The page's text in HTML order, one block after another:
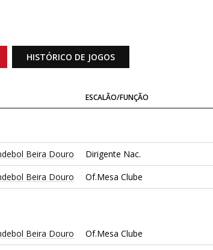
HISTÓRICO DE JOGOS
ESCALÃO/FUNÇÃO
Beira Douro
Dirigente Nac.
Beira Douro Of.Mesa Clube
Beira Douro
Of.Mesa Clube